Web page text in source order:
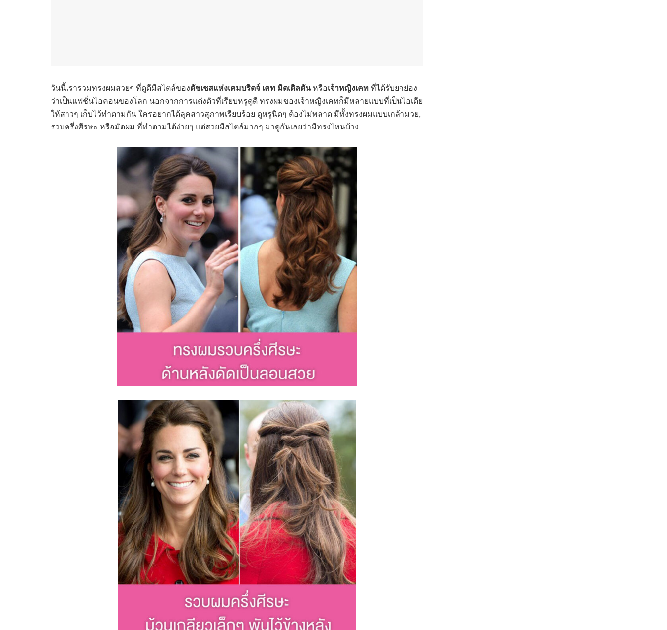
วันนี้เรารวมทรงผมสวยๆ ที่ดูดีมีสไตล์ของดัชเชสแห่งเคมบริดจ์ เคท มิดเดิลตันหรือเจ้าหญิงเคทที่ได้รับยกย่อง
ว่าเป็นแฟชั่นไอคอนของโลก นอกจากการแต่งตัวที่เรียบหรูดูดี ทรงผมของเจ้าหญิงเคทก็มีหลายแบบที่เป็นไอเดีย
ให้สาวๆ เก็บไว้ทำตามกัน ใครอยากได้ลุคสาวสุภาพเรียบร้อย ดูหรูนิดๆ ต้องไม่พลาด มีทั้งทรงผมแบบเกล้ามวย,
รวบครึ่งศีรษะ หรือมัดผม ที่ทำตามได้ง่ายๆ แต่สวยมีสไตล์มากๆ มาดูกันเลยว่ามีทรงไหนบ้าง